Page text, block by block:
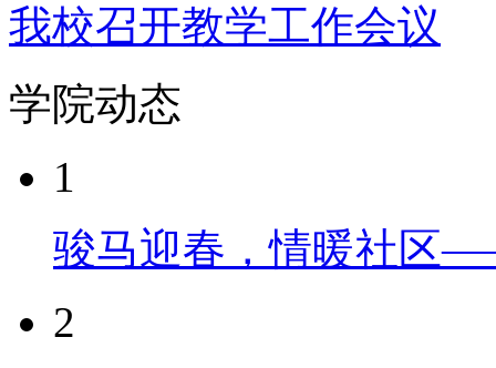
我校召开教学工作会议
学院动态
1
骏马迎春，情暖社区
2